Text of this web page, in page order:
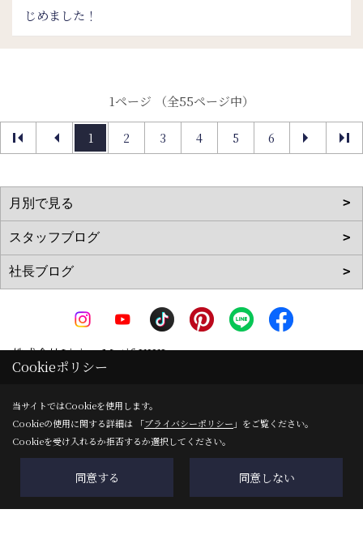
じめました！
1ページ （全55ページ中）
1 2 3 4 5 6
株式会社Living Motif KIKI
〒519-0142
三重県亀山市天神1丁目2-11-1
TEL：0120-090-035/ 0595-83-0700
FAX：0595-82-8540
＜営業時間＞8:00～17:00
＜定休日＞ＧＷ・夏季・年末年始
Cookieポリシー
当サイトではCookieを使用します。
Cookieの使用に関する詳細は 「プライバシーポリシー 」をご覧ください。
Cookieを受け入れるか拒否するか選択してください。
同意する 同意しない